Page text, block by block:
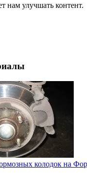
нам улучшать контент.
колодок на